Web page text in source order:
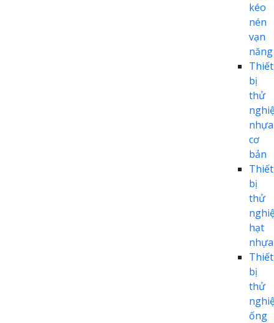
kéo
nén
vạn
năng
Thiết
bị
thử
nhựa
cơ
bản
Thiết
bị
thử
hạt
nhựa
Thiết
bị
thử
ống